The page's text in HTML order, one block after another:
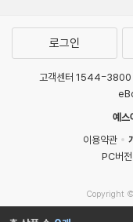
로그인
고객센터 1544-3800
예스
이용약관
PC버전
Copyright
MATOM7